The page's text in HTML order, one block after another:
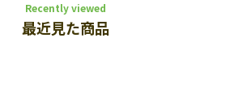
Recently viewed
最近見た商品